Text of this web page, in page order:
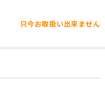
只今お取扱い出来ません